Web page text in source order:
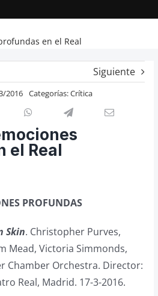
en el Real
Siguiente
2016 Categorías:Crítica
el Real
PROFUNDAS
Skin. Christopher Purves,
Mead, Victoria Simmonds,
Chamber Orchestra. Director:
Real, Madrid. 17-3-2016.